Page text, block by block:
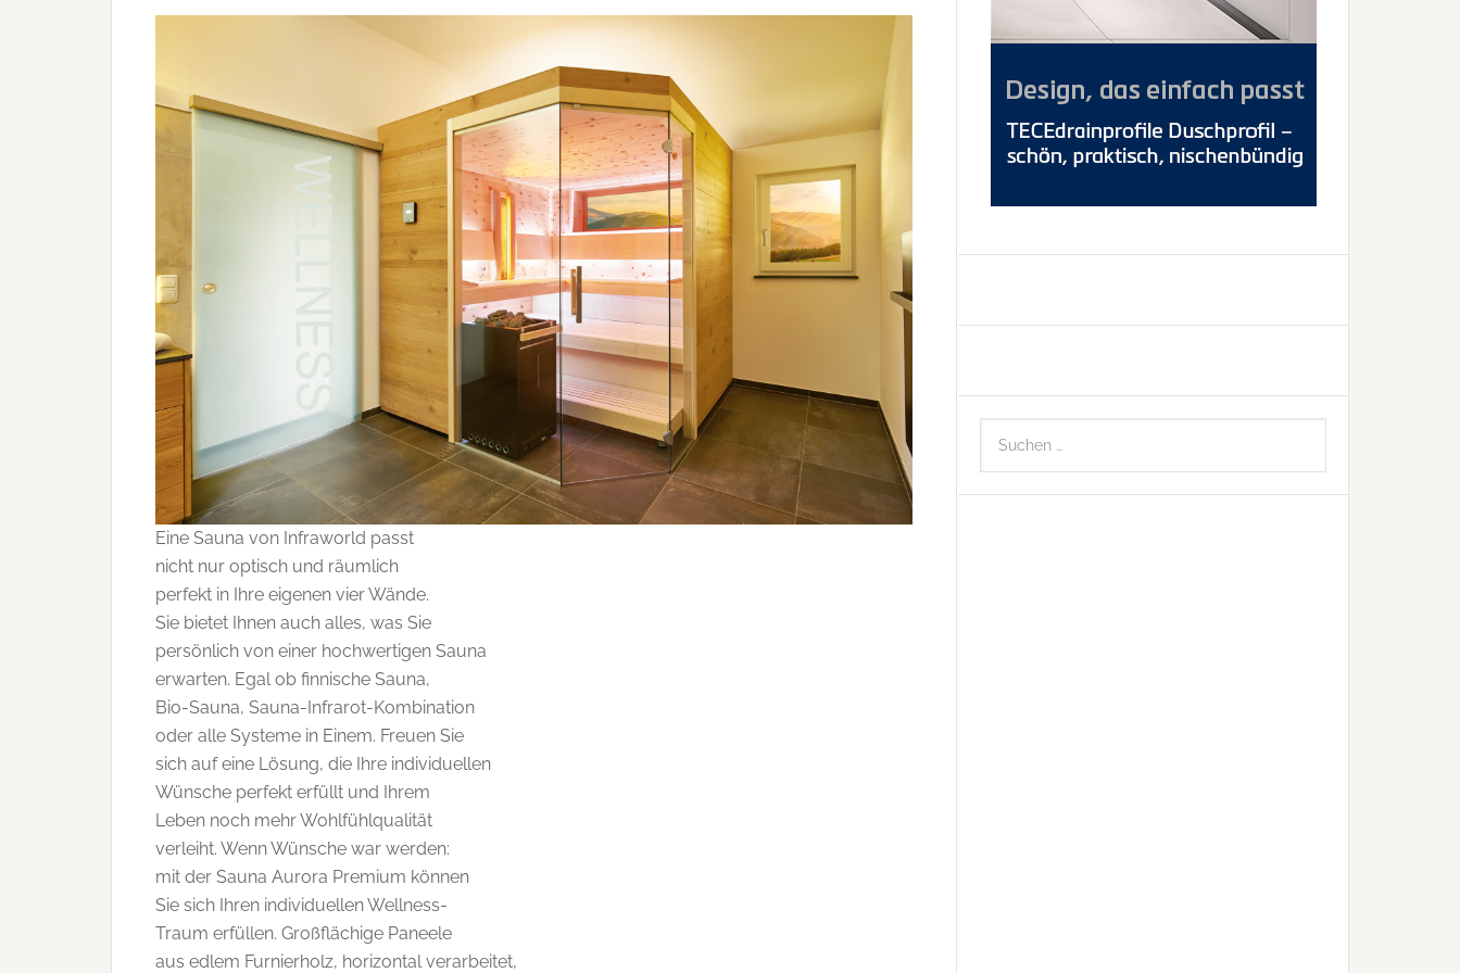
Eine Sauna von Infraworld passt
nicht nur optisch und räumlich
perfekt in Ihre eigenen vier Wände.
Sie bietet Ihnen auch alles, was Sie
persönlich von einer hochwertigen Sauna
erwarten. Egal ob finnische Sauna,
Bio-Sauna, Sauna-Infrarot-Kombination
oder alle Systeme in Einem. Freuen Sie
sich auf eine Lösung, die Ihre individuellen
Wünsche perfekt erfüllt und Ihrem
Leben noch mehr Wohlfühlqualität
verleiht. Wenn Wünsche war werden:
mit der Sauna Aurora Premium können
Sie sich Ihren individuellen Wellness-
Traum erfüllen. Großflächige Paneele
aus edlem Furnierholz, horizontal verarbeitet,